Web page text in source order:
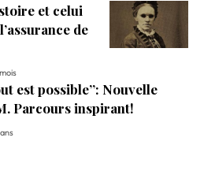
et celui
de
est possible’’: Nouvelle
Parcours inspirant!